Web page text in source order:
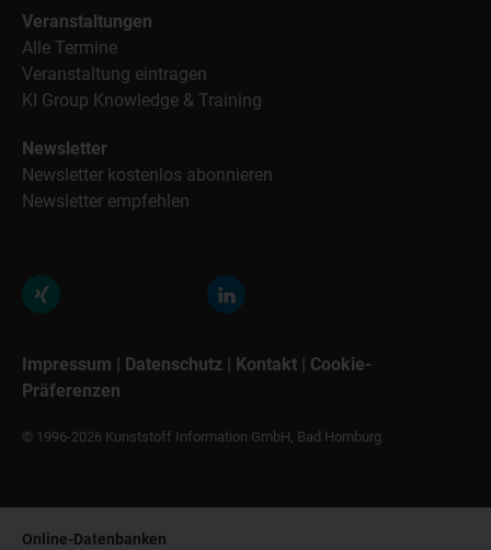
Veranstaltungen
Alle Termine
Veranstaltung eintragen
KI Group Knowledge & Training
Newsletter
Newsletter kostenlos abonnieren
Newsletter empfehlen
Impressum | Datenschutz | Kontakt | Cookie-
Präferenzen
© 1996-2026 Kunststoff Information GmbH, Bad Homburg
Online-Datenbanken